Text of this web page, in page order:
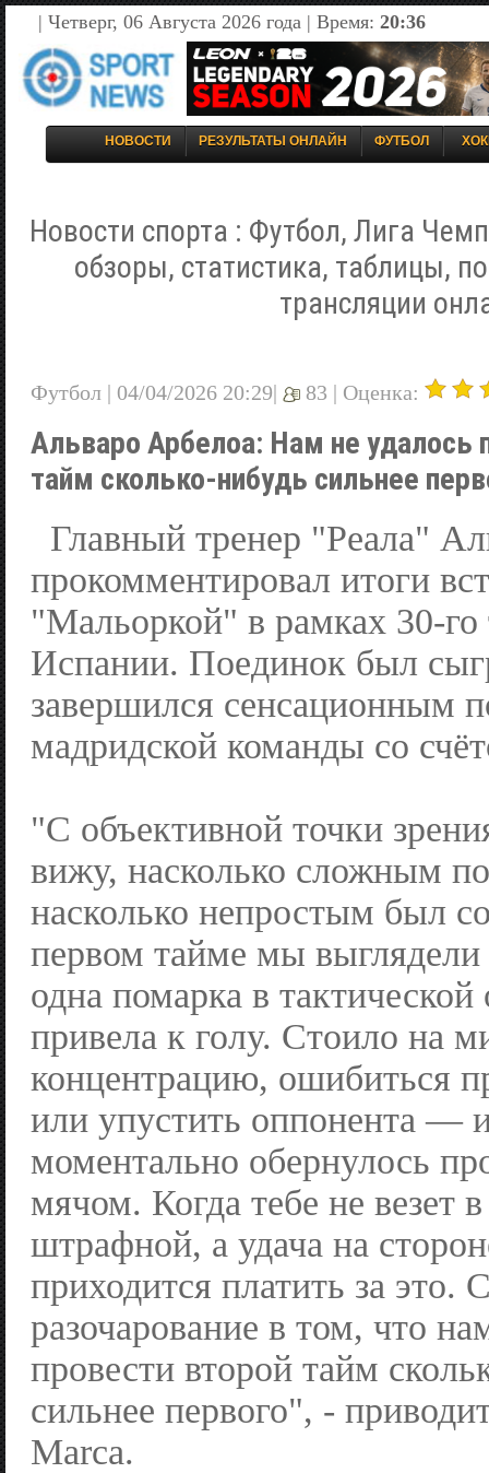
| Четверг, 06 Августа 2026 года | Время: 20:36
НОВОСТИ РЕЗУЛЬТАТЫ ОНЛАЙН ФУТБОЛ
Новости спорта : Футбол, Лига
обзоры, статистика, таблицы,
трансляции
Футбол | 04/04/2026 20:29| 83 | Оценка:
Альваро Арбелоа: Нам не удалось
тайм сколько-нибудь сильнее
Главный тренер "Реала"
прокомментировал итоги
"Мальоркой" в рамках 30-го
Испании. Поединок был
завершился сенсационным
мадридской команды со
"С объективной точки
вижу, насколько сложным
насколько непростым был
первом тайме мы
одна помарка в тактической
привела к голу. Стоило на
концентрацию, ошибиться
или упустить оппонента —
моментально обернулось
мячом. Когда тебе не везет
штрафной, а удача на
приходится платить за это.
разочарование в том, что
провести второй тайм
сильнее первого", -
Marca.